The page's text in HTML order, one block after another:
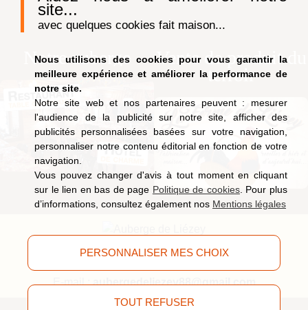
site...
avec quelques cookies fait maison...
Nous utilisons des cookies pour vous garantir la
meilleure expérience et améliorer la performance de
notre site.
Notre site web et nos partenaires peuvent : mesurer
l'audience de la publicité sur notre site, afficher des
publicités personnalisées basées sur votre navigation,
personnaliser notre contenu éditorial en fonction de votre
navigation.
Vous pouvez changer d'avis à tout moment en cliquant
sur le lien en bas de page Politique de cookies. Pour plus
d’informations, consultez également nos Mentions légales
TOUT REFUSER
PERSONNALISER MES CHOIX
Notre auberge
Vente de produit du
terroir
9, route de Saucefaing, 88400 Liézey(Vosges)
E-mail :aubergedeliezey88@gmail.com